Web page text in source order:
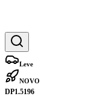
Leve
NOVO
DP1.5196